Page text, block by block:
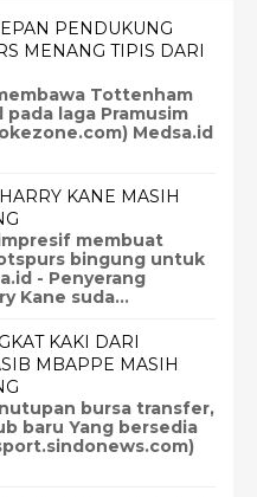
PENDUKUNG
MENANG TIPIS DARI
Tottenham
laga Pramusim
Medsa.id
KANE MASIH
membuat
bingung untuk
- Penyerang
Kane suda...
KAKI DARI
MBAPPE MASIH
bursa transfer,
baru Yang bersedia